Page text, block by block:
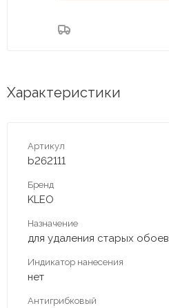
Характеристики
Артикул
b262111
Бренд
KLEO
Назначение
для удаления старых обоев
Индикатор нанесения
нет
Антигрибковый